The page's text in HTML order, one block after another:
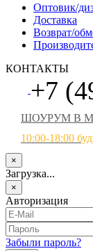
Оптовик/
Доставка
Возврат/
КОНТАКТЫ
+7
ШОУРУМ В
10:00-18:00
×
Загрузка...
×
Авторизация
Забыли пароль?